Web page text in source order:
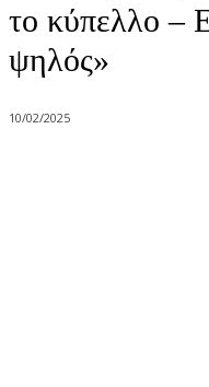
το κύπελλο –
ψηλός»
10/02/2025